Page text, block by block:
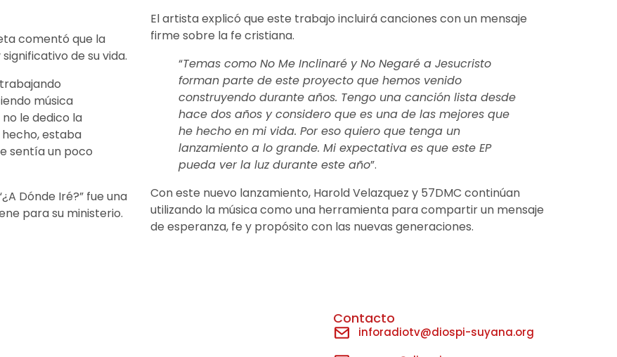
comentó que la
de su vida.
música
le dedico la
estaba
sentía un poco
Dónde Iré?” fue una
para su ministerio.
El artista explicó que este trabajo incluirá canciones con un mensaje
firme sobre la fe cristiana.
“Temas como No Me Inclinaré y No Negaré a Jesucristo
forman parte de este proyecto que hemos venido
construyendo durante años. Tengo una canción lista desde
hace dos años y considero que es una de las mejores que
he hecho en mi vida. Por eso quiero que tenga un
lanzamiento a lo grande. Mi expectativa es que este EP
pueda ver la luz durante este año”.
Con este nuevo lanzamiento, Harold Velazquez y 57DMC continúan
utilizando la música como una herramienta para compartir un mensaje
de esperanza, fe y propósito con las nuevas generaciones.
Contacto
inforadiotv@diospi-suyana.org